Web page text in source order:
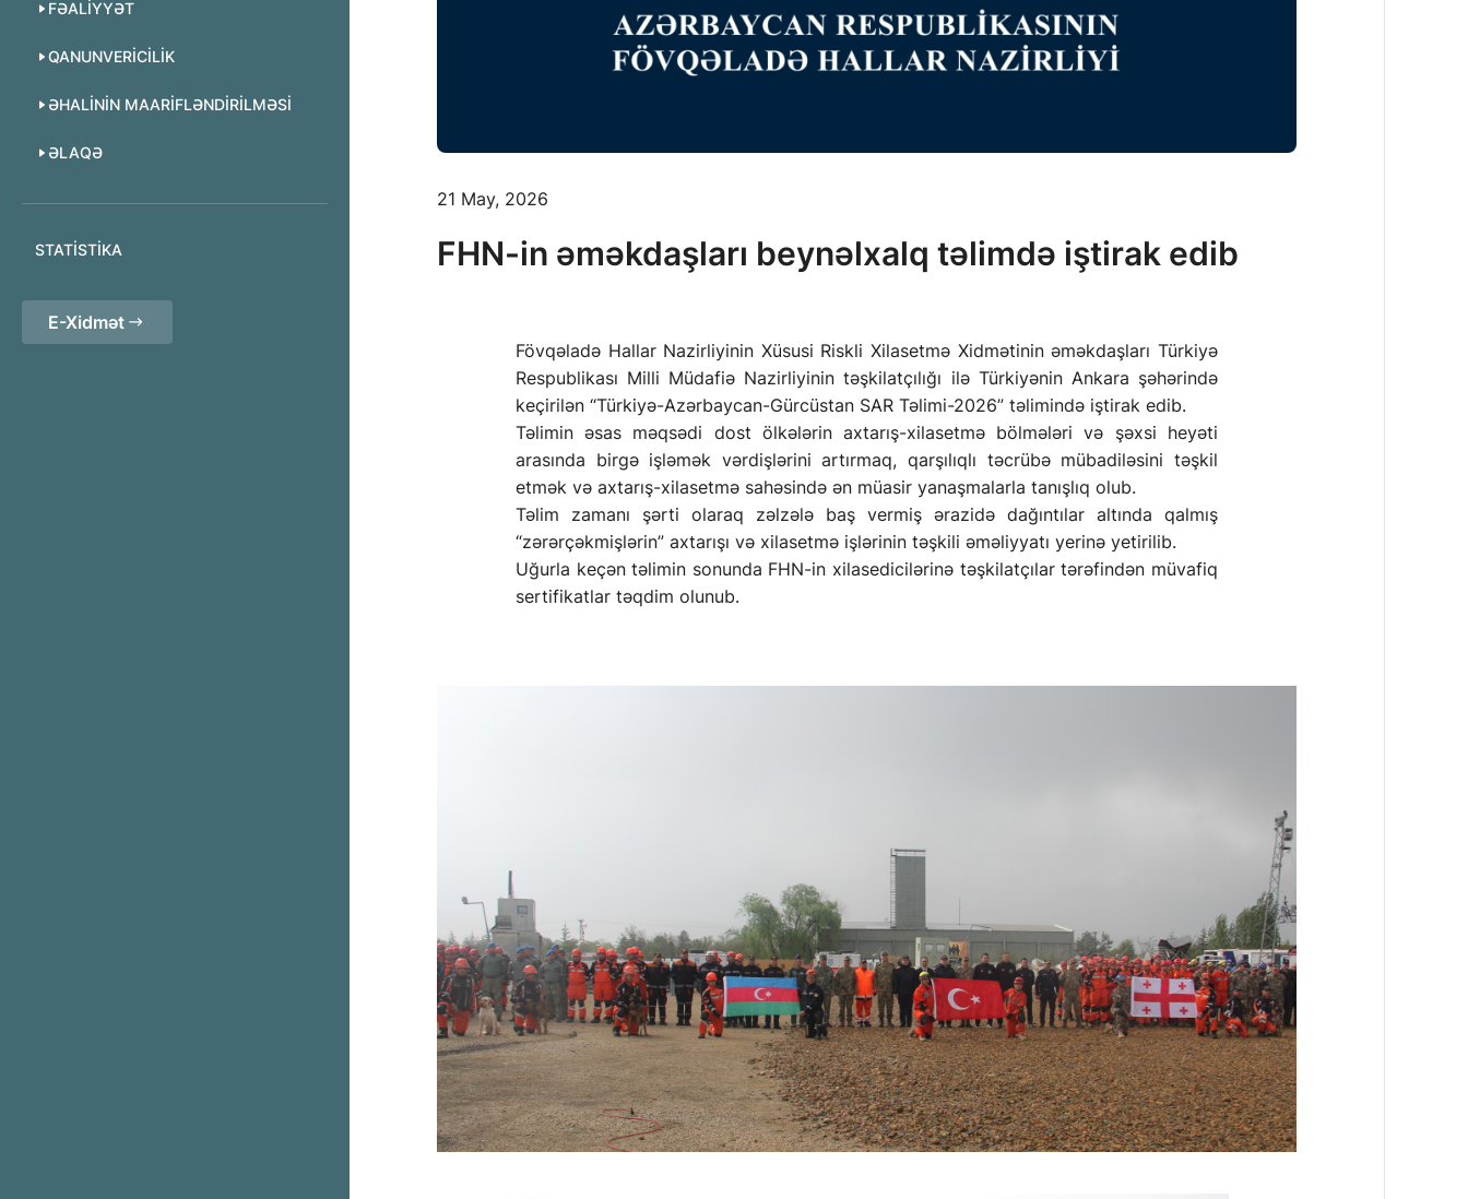
FƏALIYYƏT
QANUNVERICILIK
ƏHALININ MAARIFLƏNDIRILMƏSI
ƏLAQƏ
STATISTIKA
E-Xidmət
21 May, 2026
FHN-in əməkdaşları beynəlxalq təlimdə iştirak edib
Fövqəladə Hallar Nazirliyinin Xüsusi Riskli Xilasetmə Xidmətinin əməkdaşları Türkiyə
Respublikası Milli Müdafiə Nazirliyinin təşkilatçılığı ilə Türkiyənin Ankara şəhərində
keçirilən “Türkiyə-Azərbaycan-Gürcüstan SAR Təlimi-2026” təlimində iştirak edib.
Təlimin əsas məqsədi dost ölkələrin axtarış-xilasetmə bölmələri və şəxsi heyəti
arasında birgə işləmək vərdişlərini artırmaq, qarşılıqlı təcrübə mübadiləsini təşkil
etmək və axtarış-xilasetmə sahəsində ən müasir yanaşmalarla tanışlıq olub.
Təlim zamanı şərti olaraq zəlzələ baş vermiş ərazidə dağıntılar altında qalmış
“zərərçəkmişlərin” axtarışı və xilasetmə işlərinin təşkili əməliyyatı yerinə yetirilib.
Uğurla keçən təlimin sonunda FHN-in xilasedicilərinə təşkilatçılar tərəfindən müvafiq
sertifikatlar təqdim olunub.